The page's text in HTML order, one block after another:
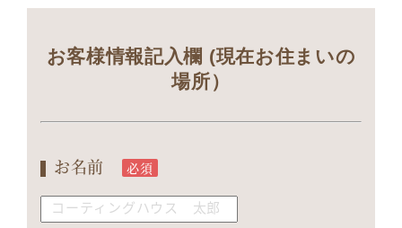
お客様情報記入欄 (現在お住まいの
場所）
お名前 必須